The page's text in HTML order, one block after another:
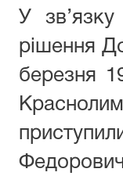
У зв’язку
рішення
березня